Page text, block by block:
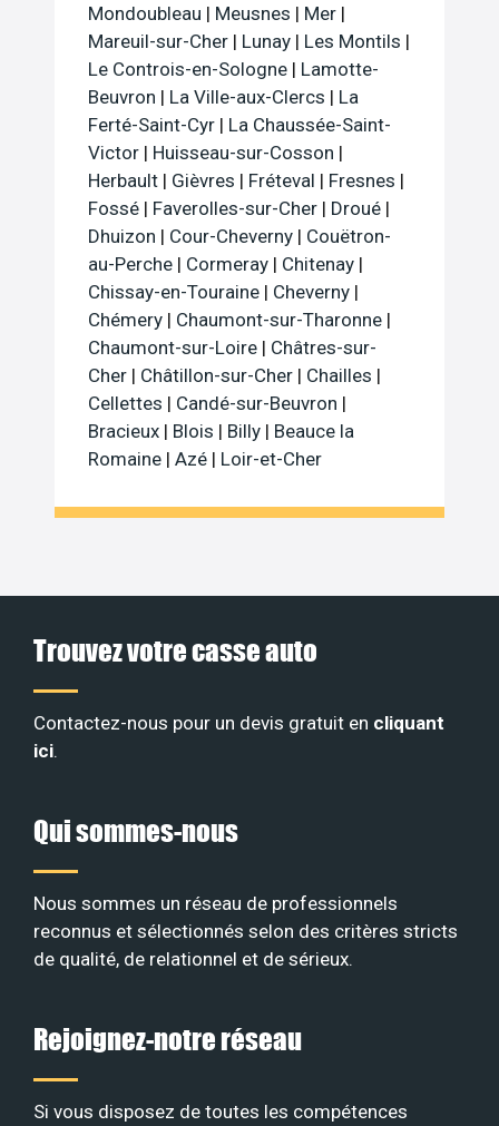
Mondoubleau | Meusnes | Mer |
Mareuil-sur-Cher | Lunay | Les Montils |
Le Controis-en-Sologne | Lamotte-
Beuvron | La Ville-aux-Clercs | La
Ferté-Saint-Cyr | La Chaussée-Saint-
Victor | Huisseau-sur-Cosson |
Herbault | Gièvres | Fréteval | Fresnes |
Fossé | Faverolles-sur-Cher | Droué |
Dhuizon | Cour-Cheverny | Couëtron-
au-Perche | Cormeray | Chitenay |
Chissay-en-Touraine | Cheverny |
Chémery | Chaumont-sur-Tharonne |
Chaumont-sur-Loire | Châtres-sur-
Cher | Châtillon-sur-Cher | Chailles |
Cellettes | Candé-sur-Beuvron |
Bracieux | Blois | Billy | Beauce la
Romaine | Azé | Loir-et-Cher
Trouvez votre casse auto
Contactez-nous pour un devis gratuit en cliquant
ici.
Qui sommes-nous
Nous sommes un réseau de professionnels
reconnus et sélectionnés selon des critères stricts
de qualité, de relationnel et de sérieux.
Rejoignez-notre réseau
Si vous disposez de toutes les compétences